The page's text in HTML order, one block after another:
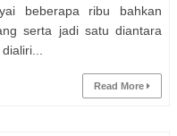
beberapa ribu bahkan
serta jadi satu diantara
Read More